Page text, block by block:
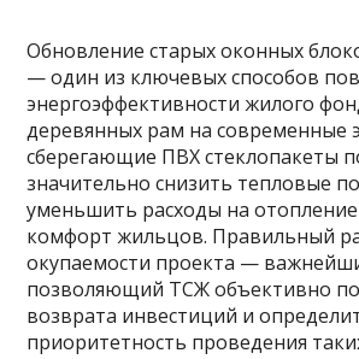
Обновление старых оконных
— один из ключевых способов
энергоэффективности жилого
деревянных рам на современные
сберегающие ПВХ стеклопакеты
значительно снизить тепловые
уменьшить расходы на
комфорт жильцов. Правильный
окупаемости проекта —
позволяющий ТСЖ объективно
возврата инвестиций и
приоритетность проведения